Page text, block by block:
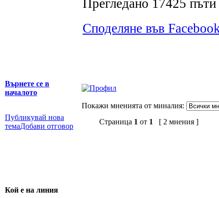
Прегледано 17425
Споделяне във
Върнете се в
началото
Покажи мненията от миналия:
Публикувай нова
темаДобави отговор
Страница 1 от 1 [ 2 мнения ]
Кой е на линия